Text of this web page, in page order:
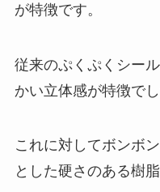
が特徴です。
従来のぷくぷくシー
かい立体感が特徴でし
これに対してボンボ
とした硬さのある樹